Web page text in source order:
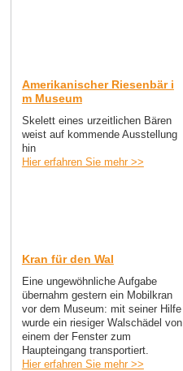
Amerikanischer Riesenbär i
m Museum
Skelett eines urzeitlichen Bären
weist auf kommende Ausstellung
hin
Hier erfahren Sie mehr >>
Kran für den Wal
Eine ungewöhnliche Aufgabe
übernahm gestern ein Mobilkran
vor dem Museum: mit seiner Hilfe
wurde ein riesiger Walschädel von
einem der Fenster zum
Haupteingang transportiert.
Hier erfahren Sie mehr >>